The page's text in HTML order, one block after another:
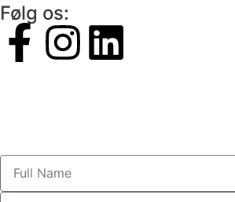
Følg os: